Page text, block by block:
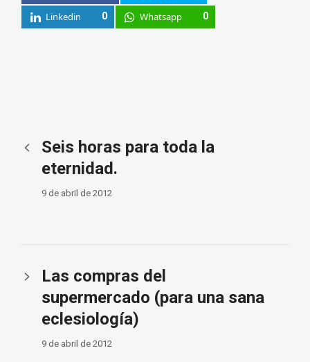
Linkedin 0 Whatsapp 0
Seis horas para toda la
eternidad.
9 de abril de 2012
Las compras del
supermercado (para una sana
eclesiología)
9 de abril de 2012